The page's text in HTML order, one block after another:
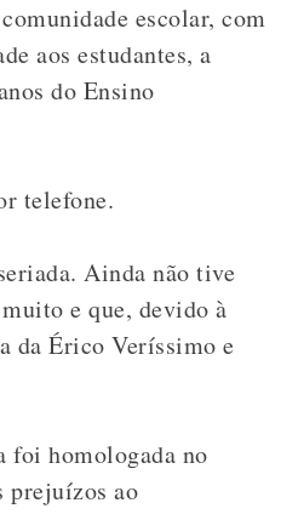
escolar, com
aos estudantes, a
do Ensino
telefone.
Ainda não tive
e que, devido à
da Érico Veríssimo e
foi homologada no
prejuízos ao